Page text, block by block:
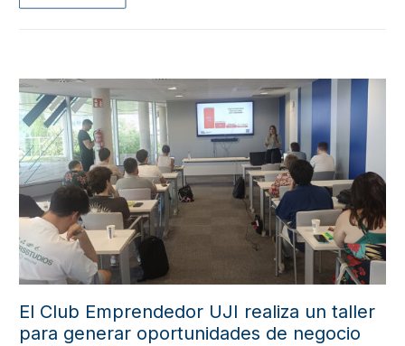
El Club Emprendedor UJI realiza un taller
para generar oportunidades de negocio